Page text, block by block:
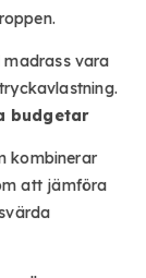
madrass vara
budgetar
kombinerar
att jämföra